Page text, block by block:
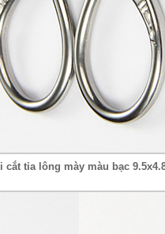
cắt tỉa lông mày màu bạc